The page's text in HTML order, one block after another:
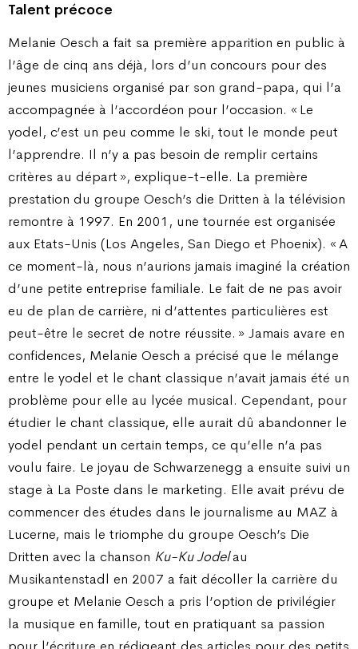
Talent précoce
Melanie Oesch a fait sa première apparition en public à
l’âge de cinq ans déjà, lors d’un concours pour des
jeunes musiciens organisé par son grand-papa, qui l’a
accompagnée à l’accordéon pour l’occasion. « Le
yodel, c’est un peu comme le ski, tout le monde peut
l’apprendre. Il n’y a pas besoin de remplir certains
critères au départ », explique-t-elle. La première
prestation du groupe Oesch’s die Dritten à la télévision
remontre à 1997. En 2001, une tournée est organisée
aux Etats-Unis (Los Angeles, San Diego et Phoenix). « A
ce moment-là, nous n’aurions jamais imaginé la création
d’une petite entreprise familiale. Le fait de ne pas avoir
eu de plan de carrière, ni d’attentes particulières est
peut-être le secret de notre réussite. » Jamais avare en
confidences, Melanie Oesch a précisé que le mélange
entre le yodel et le chant classique n’avait jamais été un
problème pour elle au lycée musical. Cependant, pour
étudier le chant classique, elle aurait dû abandonner le
yodel pendant un certain temps, ce qu’elle n’a pas
voulu faire. Le joyau de Schwarzenegg a ensuite suivi un
stage à La Poste dans le marketing. Elle avait prévu de
commencer des études dans le journalisme au MAZ à
Lucerne, mais le triomphe du groupe Oesch’s Die
Dritten avec la chanson Ku-Ku Jodelau
Musikantenstadl en 2007 a fait décoller la carrière du
groupe et Melanie Oesch a pris l’option de privilégier
la musique en famille, tout en pratiquant sa passion